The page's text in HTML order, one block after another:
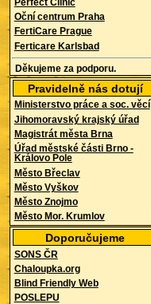
Perfect Clinic
Oční centrum Praha
FertiCare Prague
Ferticare Karlsbad
Děkujeme za podporu.
Pravidelně nás dotují
Ministerstvo práce a soc. věcí
Jihomoravský krajský úřad
Magistrát města Brna
Úřad městské části Brno -
Královo Pole
Město Břeclav
Město Vyškov
Město Znojmo
Město Mor. Krumlov
Doporučujeme
SONS ČR
Chaloupka.org
Blind Friendly Web
POSLEPU